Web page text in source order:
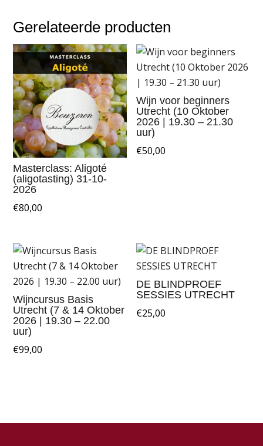
Gerelateerde producten
Masterclass: Aligoté
(aligotasting) 31-10-
2026
€80,00
Wijn voor beginners
Utrecht (10 Oktober
2026 | 19.30 – 21.30
uur)
€50,00
Wijncursus Basis
Utrecht (7 & 14 Oktober
2026 | 19.30 – 22.00
uur)
€99,00
DE BLINDPROEF
SESSIES UTRECHT
€25,00